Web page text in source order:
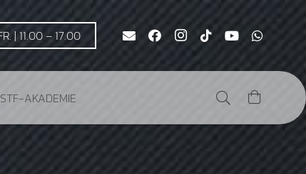
DI.-FR. | 11.00 – 17.00
STF-AKADEMIE